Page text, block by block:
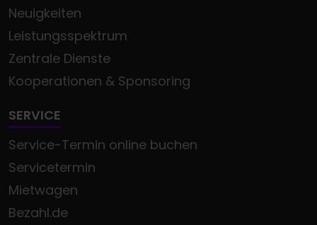
Neuigkeiten
Leistungsspektrum
Zentrale Dienste
Kooperationen & Sponsoring
SERVICE
Service-Termin online buchen
Servicetermin
Mietwagen
Bezahl.de